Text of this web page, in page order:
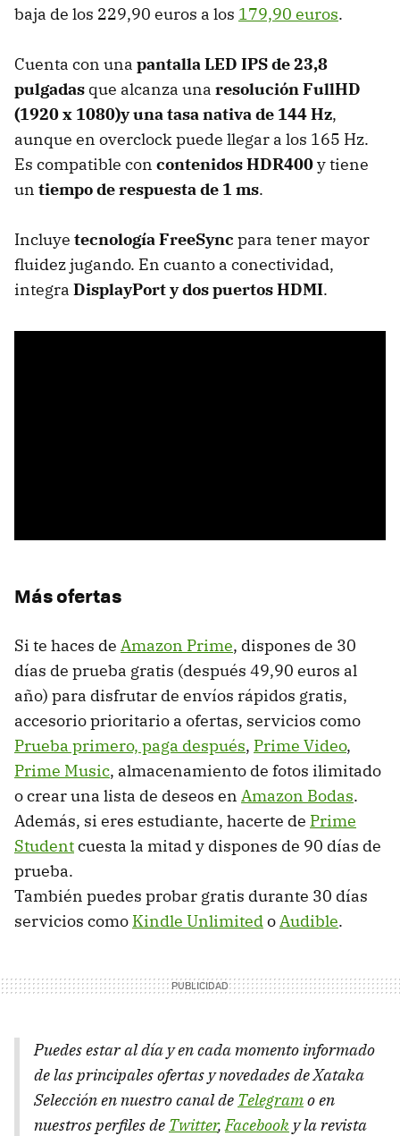
baja de los 229,90 euros a los 179,90 euros.
Cuenta con una pantalla LED IPS de 23,8
pulgadas que alcanza una resolución FullHD
(1920 x 1080)y una tasa nativa de 144 Hz,
aunque en overclock puede llegar a los 165 Hz.
Es compatible con contenidos HDR400y tiene
un tiempo de respuesta de 1 ms.
Incluye tecnología FreeSync para tener mayor
fluidez jugando. En cuanto a conectividad,
integra DisplayPort y dos puertos HDMI.
Más ofertas
Si te haces de Amazon Prime, dispones de 30
días de prueba gratis (después 49,90 euros al
año) para disfrutar de envíos rápidos gratis,
accesorio prioritario a ofertas, servicios como
Prueba primero, paga después, Prime Video,
Prime Music, almacenamiento de fotos ilimitado
o crear una lista de deseos en Amazon Bodas.
Además, si eres estudiante, hacerte de Prime
Studentcuesta la mitad y dispones de 90 días de
prueba.
También puedes probar gratis durante 30 días
servicios como Kindle UnlimitedoAudible.
Puedes estar al día y en cada momento informado
de las principales ofertas y novedades de Xataka
Selección en nuestro canal de Telegramo en
nuestros perfiles de Twitter,Facebook y la revista